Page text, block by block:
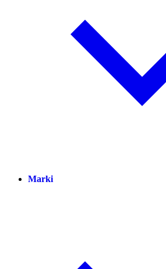
Marki